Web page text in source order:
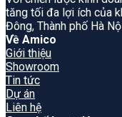
tăng tối đa lợi ích của
Đông, Thành phố Hà
Về Amico
Giới thiệu
Showroom
Tin tức
Dự án
Liên hệ